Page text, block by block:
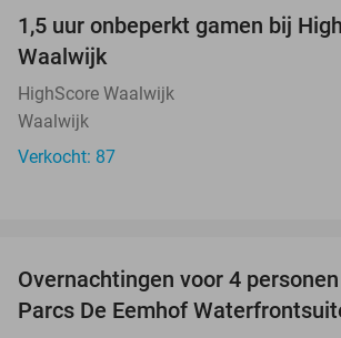
TODAY
1,5 uur onbeperkt gamen bij
Waalwijk
HighScore Waalwijk
Waalwijk
Verkocht: 87
Overnachtingen voor 4
Parcs De Eemhof